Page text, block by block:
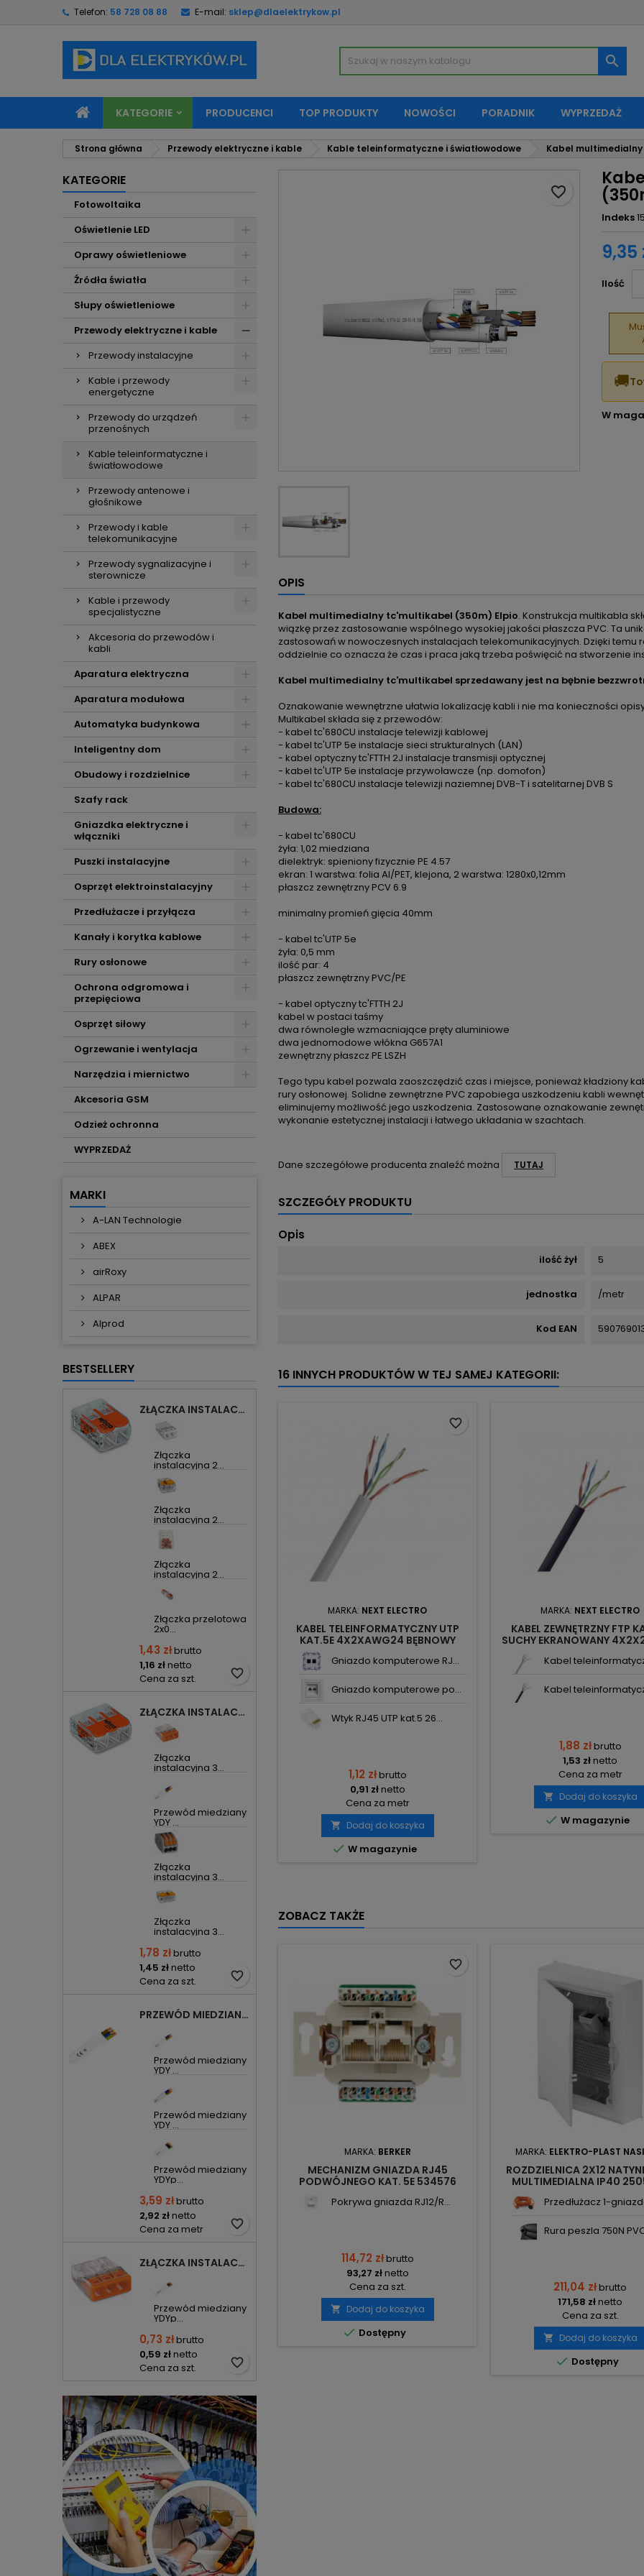
Telefon: 58 728 08 88 E-mail: sklep@dlaelektrykow.pl

KATEGORIE PRODUCENCI TOP PRODUKTY NOWOŚCI PORADNIK WYPRZEDAŻ
Strona główna Przewody elektryczne i kable Kable teleinformatyczne i światłowodowe Kabel
KATEGORIE
Fotowoltaika
Oświetlenie LED
Oprawy oświetleniowe
Źródła światła
Słupy oświetleniowe
Przewody elektryczne i kable
Przewody instalacyjne
Kable i przewody
energetyczne
Przewody do urządzeń
przenośnych
Kable teleinformatyczne i
światłowodowe
Przewody antenowe i
głośnikowe
Przewody i kable
telekomunikacyjne
Przewody sygnalizacyjne i
sterownicze
Kable i przewody
specjalistyczne
Akcesoria do przewodów i
kabli
Aparatura elektryczna
Aparatura modułowa
Automatyka budynkowa
Inteligentny dom
Obudowy i rozdzielnice
Szafy rack
Gniazdka elektryczne i
włączniki
Puszki instalacyjne
Osprzęt elektroinstalacyjny
Przedłużacze i przyłącza
Kanały i korytka kablowe
Rury osłonowe
Ochrona odgromowa i
przepięciowa
Osprzęt siłowy
Ogrzewanie i wentylacja
Narzędzia i miernictwo
Akcesoria GSM
Odzież ochronna
WYPRZEDAŻ
MARKI
A-LAN Technologie
ABEX
airRoxy
ALPAR
Alprod
BESTSELLERY
ZŁĄCZKA INSTALACYJNA 2X UNIWERSALNA COMPACT 221-412 WAGO
Złączka
instalacyjna 2...
Złączka
instalacyjna 2...
Złączka
instalacyjna 2...
Złączka przelotowa
2x0...
1,43 złbrutto
1,16 złnetto
Cena za szt.
favorite_border
ZŁĄCZKA INSTALACYJNA 3X UNIWERSALNA COMPACT 221-413 WAGO
Złączka
instalacyjna 3...
Przewód miedziany
YDY ...
Złączka
instalacyjna 3...
Złączka
instalacyjna 3...
1,78 złbrutto
1,45 złnetto
Cena za szt.
favorite_border
PRZEWÓD MIEDZIANY YDYP DRUT 3X1,5MM2 ŻO 450/750V
Przewód miedziany
YDY ...
Przewód miedziany
YDY ...
Przewód miedziany
YDYp...
3,59 złbrutto
2,92 złnetto
Cena za metr
favorite_border
ZŁĄCZKA INSTALACYJNA 3X COMPACT POMARAŃCZOWA 2273-203 WAGO
Przewód miedziany
YDYp...
0,73 złbrutto
0,59 złnetto
Cena za szt.
favorite_border
Indeks
9,35
Ilość
favorite_border
🚚
W
OPIS
Kabel multimedialny tc'multikabel (350m) Elpio. Konstrukcja multikabla
wiązkę przez zastosowanie wspólnego wysokiej jakości płaszcza PVC. Ta
zastosowań w nowoczesnych instalacjach telekomunikacyjnych. Dzięki temu
oddzielnie co oznacza że czas i praca jaką trzeba poświęcić na stworzenie
Kabel multimedialny tc'multikabel sprzedawany jest na bębnie
Oznakowanie wewnętrzne ułatwia lokalizację kabli i nie ma konieczności
Multikabel składa się z przewodów:
- kabel tc'680CU instalacje telewizji kablowej
- kabel tc'UTP 5e instalacje sieci strukturalnych (LAN)
- kabel optyczny tc'FTTH 2J instalacje transmisji optycznej
- kabel tc'UTP 5e instalacje przywoławcze (np. domofon)
- kabel tc'680CU instalacje telewizji naziemnej DVB-T i satelitarnej DVB S
Budowa:
- kabel tc'680CU
żyła: 1,02 miedziana
dielektryk: spieniony fizycznie PE 4.57
ekran: 1 warstwa: folia Al/PET, klejona, 2 warstwa: 1280x0,12mm
płaszcz zewnętrzny PCV 6.9
minimalny promień gięcia 40mm
- kabel tc'UTP 5e
żyła: 0,5 mm
ilość par: 4
płaszcz zewnętrzny PVC/PE
- kabel optyczny tc'FTTH 2J
kabel w postaci taśmy
dwa równoległe wzmacniające pręty aluminiowe
dwa jednomodowe włókna G657A1
zewnętrzny płaszcz PE LSZH
Tego typu kabel pozwala zaoszczędzić czas i miejsce, ponieważ kładziony
rury osłonowej. Solidne zewnętrzne PVC zapobiega uszkodzeniu kabli
eliminujemy możliwość jego uszkodzenia. Zastosowane oznakowanie
wykonanie estetycznej instalacji i łatwego układania w szachtach.
Dane szczegółowe producenta znaleźć można TUTAJ
SZCZEGÓŁY PRODUKTU
Opis
ilość żył 5
jednostka /metr
Kod EAN
16 INNYCH PRODUKTÓW W TEJ SAMEJ KATEGORII:
MARKA: NEXT ELECTRO
KABEL TELEINFORMATYCZNY UTP
KAT.5E 4X2XAWG24 BĘBNOWY
Gniazdo komputerowe RJ...
Gniazdo komputerowe po...
Wtyk RJ45 UTP kat.5 26...
1,12 złbrutto
0,91 złnetto
Cena za metr
 Dodaj do koszyka
 W magazynie
favorite_border
MARKA: NEXT ELECTRO
KABEL ZEWNĘTRZNY FTP
SUCHY EKRANOWANY
Kabel
Kabel
1,88 złbrutto
1,53 złnetto
Cena za metr
 Dodaj do koszyka
 W magazynie
ZOBACZ TAKŻE
MARKA: BERKER
MECHANIZM GNIAZDA RJ45
PODWÓJNEGO KAT. 5E 534576
Pokrywa gniazda RJ12/R...
114,72 złbrutto
93,27 złnetto
Cena za szt.
 Dodaj do koszyka
 Dostępny
favorite_border
MARKA: ELEKTRO-PLAST
ROZDZIELNICA 2X12
MULTIMEDIALNA IP40
ECONOMIC-BOX ELEKTRO-
Przedłużacz 1-
Rura peszla 750N PVC
211,04 złbrutto
171,58 złnetto
Cena za szt.
 Dodaj do koszyka
 Dostępny
Moje listy życzeń
Utwórz nową listę
Utwórz listę życzeń
Utwórz listę życzeń
Zaloguj się
Musisz być zalogowany by zapisać produkty na swojej liście życzeń.